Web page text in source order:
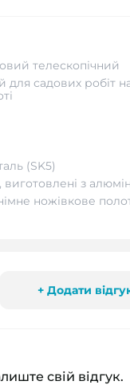
телескопічний
для садових робіт
(SK5)
виготовлені з
ножівкове
+ Додати
свій відгук.